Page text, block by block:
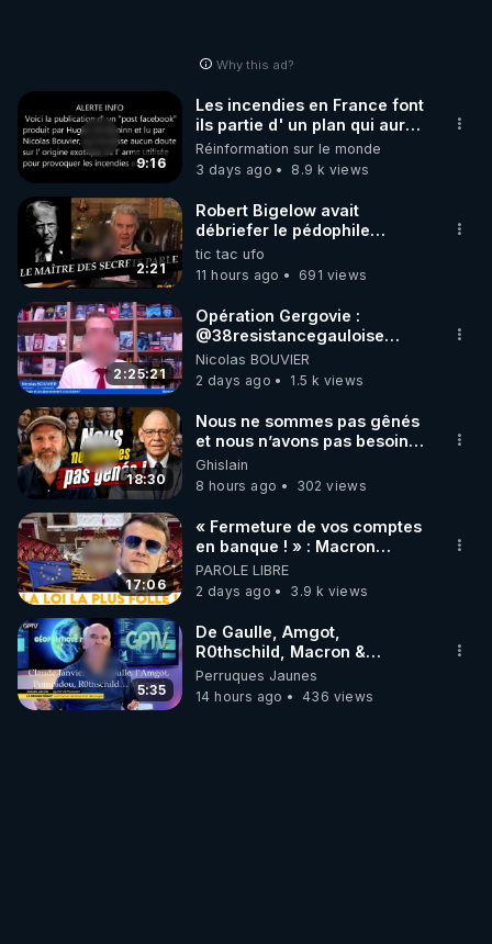
Why this ad?
9:16
Les incendies en France font
ils partie d' un plan qui aurait
débuté le 11 septembre 2001
?
Réinformation sur le monde
3 days ago
8.9 k views
2:21
Robert Bigelow avait
débriefer le pédophile
génocidaire de donald j
trump
tic tac ufo
11 hours ago
691 views
2:25:21
Opération Gergovie :
‪@38resistancegauloise‬
‪@MarionSigautOfficiel‬
‪@gladysriifard5710‬ Laëtitia
Nicolas BOUVIER
2 days ago
1.5 k views
18:30
Nous ne sommes pas gênés
et nous n’avons pas besoin
de nous excuser ! #jw
#jehovah #collegecentral
Ghislain
8 hours ago
302 views
17:06
« Fermeture de vos comptes
en banque ! » : Macron
impose une loi folle !
PAROLE LIBRE
2 days ago
3.9 k views
5:35
De Gaulle, Amgot,
R0thschild, Macron &
Pompidou… Macron Claude
Janvier, GPTV, 18 X 2024
Perruques Jaunes
14 hours ago
436 views